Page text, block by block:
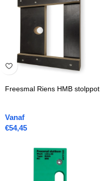
Freesmal Riens HMB stolppot
Vanaf
€54,45